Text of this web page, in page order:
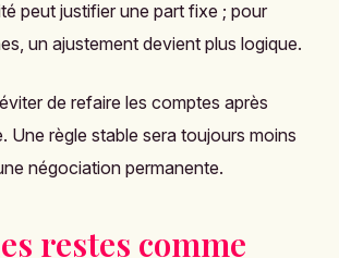
peut justifier une part fixe ; pour
un ajustement devient plus logique.
de refaire les comptes après
Une règle stable sera toujours moins
négociation permanente.
restes comme